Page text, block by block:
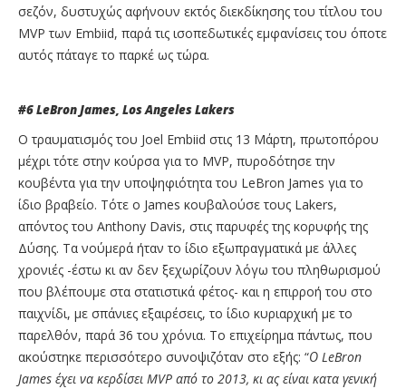
σεζόν, δυστυχώς αφήνουν εκτός διεκδίκησης του τίτλου του
MVP των Embiid, παρά τις ισοπεδωτικές εμφανίσεις του όποτε
αυτός πάταγε το παρκέ ως τώρα.
#6LeBronJames, LosAngelesLakers
Ο τραυματισμός του Joel Embiid στις 13 Μάρτη, πρωτοπόρου
μέχρι τότε στην κούρσα για το MVP, πυροδότησε την
κουβέντα για την υποψηφιότητα του LeBron James για το
ίδιο βραβείο. Τότε ο James κουβαλούσε τους Lakers,
απόντος του Anthony Davis, στις παρυφές της κορυφής της
Δύσης. Τα νούμερά ήταν το ίδιο εξωπραγματικά με άλλες
χρονιές -έστω κι αν δεν ξεχωρίζουν λόγω του πληθωρισμού
που βλέπουμε στα στατιστικά φέτος- και η επιρροή του στο
παιχνίδι, με σπάνιες εξαιρέσεις, το ίδιο κυριαρχική με το
παρελθόν, παρά 36 του χρόνια. Το επιχείρημα πάντως, που
ακούστηκε περισσότερο συνοψιζόταν στο εξής: “Ο LeBron
James έχει να κερδίσει MVP από το 2013, κι ας είναι κατα γενική